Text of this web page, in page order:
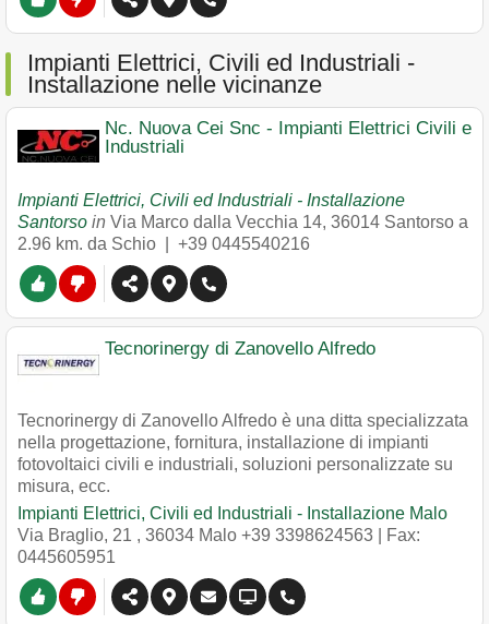
Impianti Elettrici, Civili ed Industriali -
Installazione nelle vicinanze
Nc. Nuova Cei Snc - Impianti Elettrici Civili e
Industriali
Impianti Elettrici, Civili ed Industriali - Installazione
Santorso in Via Marco dalla Vecchia 14, 36014 Santorso a
2.96 km. da Schio | +39 0445540216
Tecnorinergy di Zanovello Alfredo
Tecnorinergy di Zanovello Alfredo è una ditta specializzata
nella progettazione, fornitura, installazione di impianti
fotovoltaici civili e industriali, soluzioni personalizzate su
misura, ecc.
Impianti Elettrici, Civili ed Industriali - Installazione Malo
Via Braglio, 21 , 36034 Malo +39 3398624563 | Fax:
0445605951